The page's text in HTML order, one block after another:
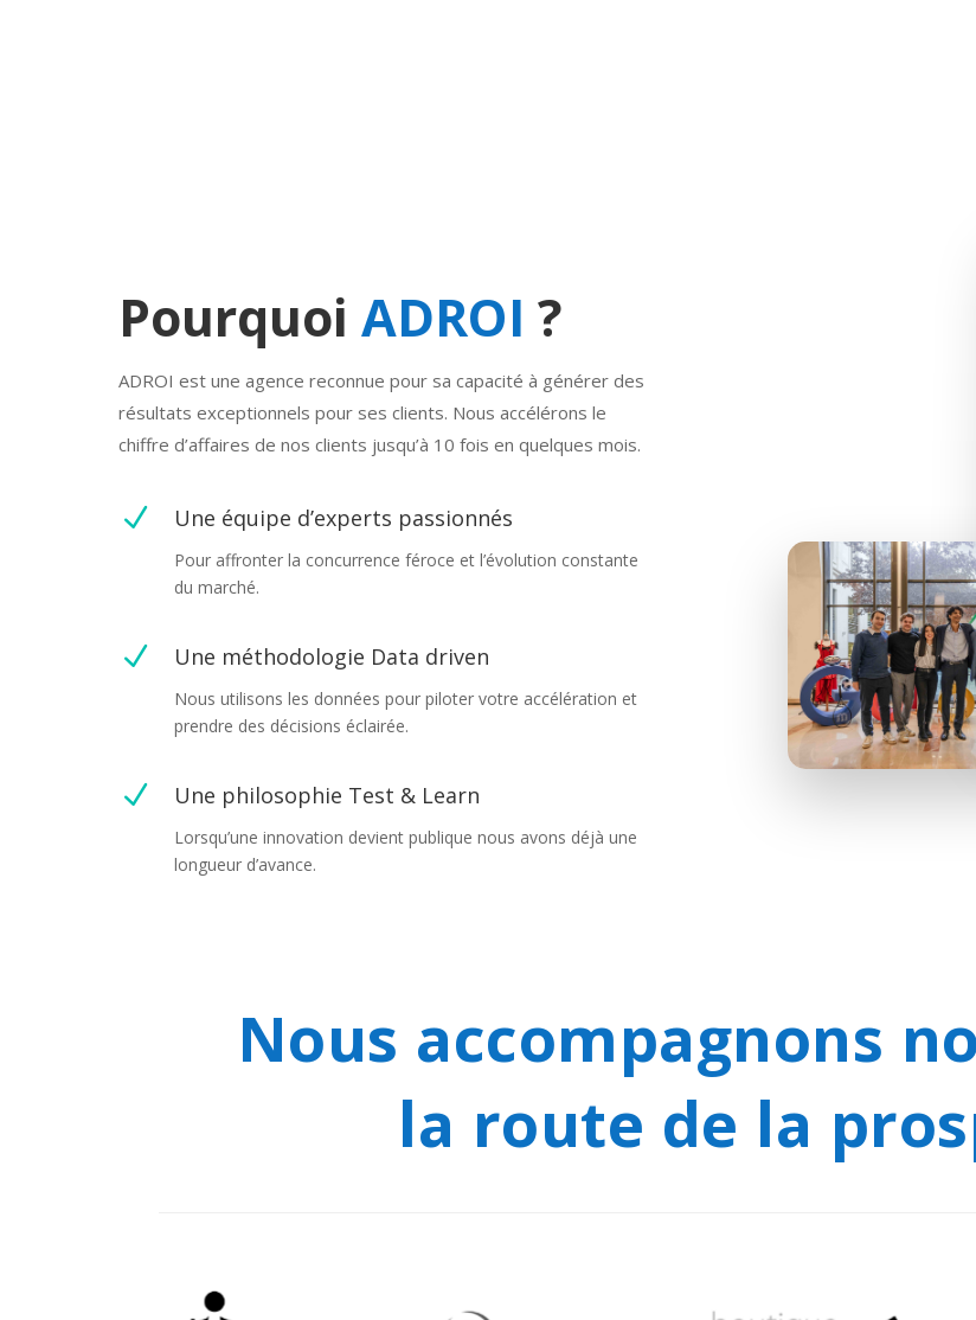
Pourquoi ADROI ?
ADROI est une agence reconnue pour sa capacité à générer des
résultats exceptionnels pour ses clients. Nous accélérons le
chiffre d’affaires de nos clients jusqu’à 10 fois en quelques mois.
N Une équipe d’experts passionnés
Pour affronter la concurrence féroce et l’évolution constante
du marché.
N Une méthodologie Data driven
Nous utilisons les données pour piloter votre accélération et
prendre des décisions éclairée.
N Une philosophie Test & Learn
Lorsqu’une innovation devient publique nous avons déjà une
longueur d’avance.
Nous accompagnons
la route de la